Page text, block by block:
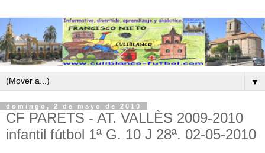
▼
domingo, 2 de mayo de 2010
CF PARETS - AT. VALLÈS 2009-2010
infantil fútbol 1ª G. 10 J 28ª. 02-05-2010